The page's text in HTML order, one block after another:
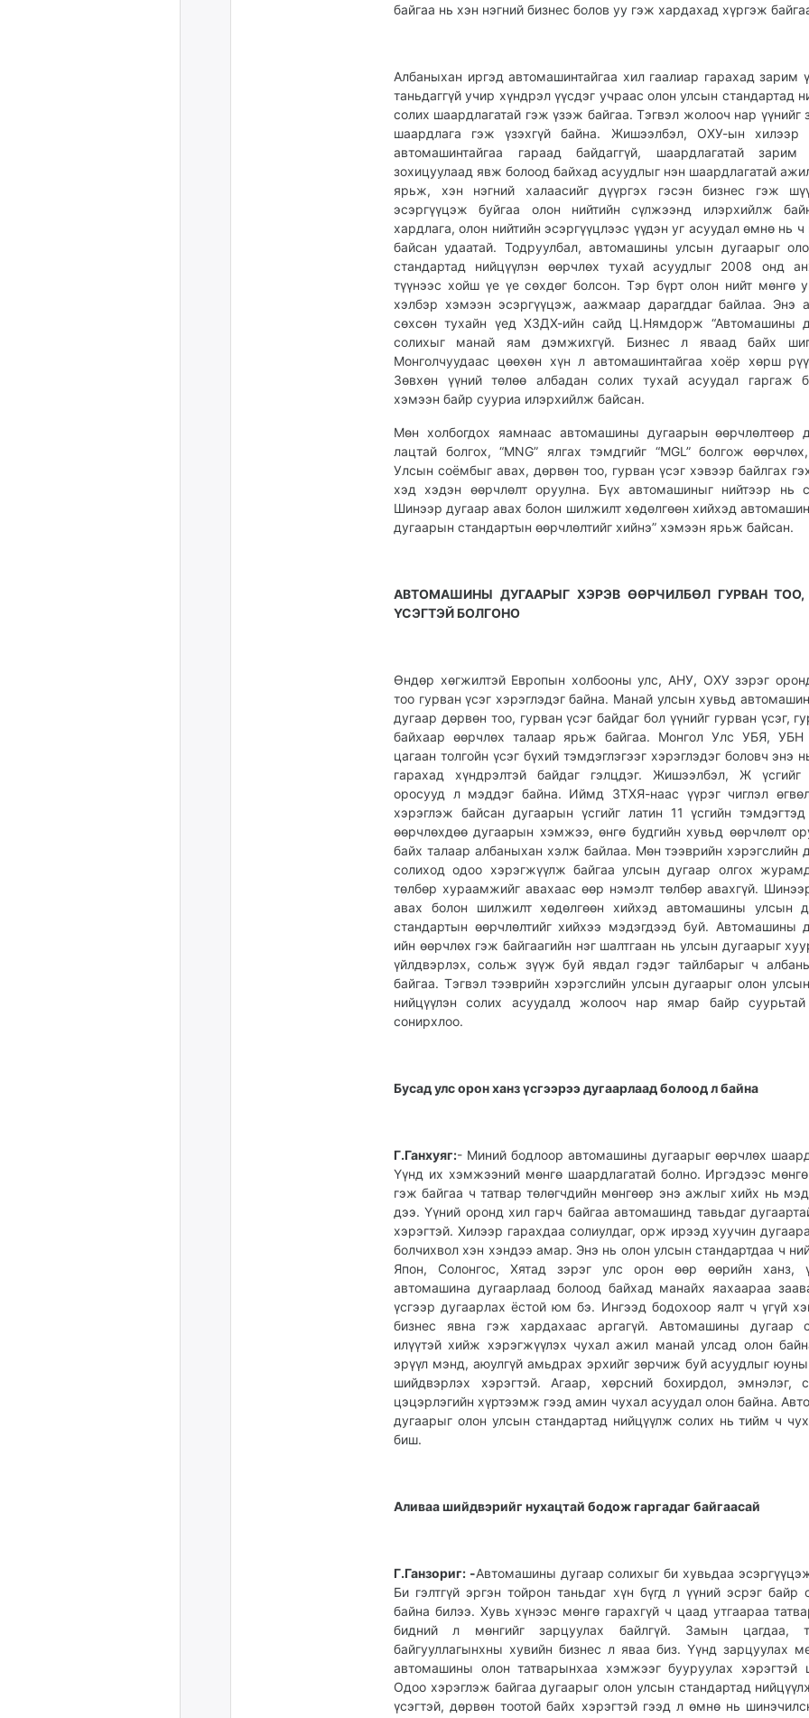
байгаа нь хэн нэгний бизнес болов уу гэж хардахад хүргэж
Албаныхан иргэд автомашинтайгаа хил гаалиар гарахад зарим
таньдаггүй учир хүндрэл үүсдэг учраас олон улсын стандартад
солих шаардлагатай гэж үзэж байгаа. Тэгвэл жолооч нар үүнийг
шаардлага гэж үзэхгүй байна. Жишээлбэл, ОХУ-ын хилээр
автомашинтайгаа гараад байдаггүй, шаардлагатай
зохицуулаад явж болоод байхад асуудлыг нэн шаардлагатай
ярьж, хэн нэгний халаасийг дүүргэх гэсэн бизнес гэж
эсэргүүцэж буйгаа олон нийтийн сүлжээнд илэрхийлж
хардлага, олон нийтийн эсэргүүцлээс үүдэн уг асуудал өмнө нь
байсан удаатай. Тодруулбал, автомашины улсын дугаарыг
стандартад нийцүүлэн өөрчлөх тухай асуудлыг 2008 онд
түүнээс хойш үе үе сөхдөг болсон. Тэр бүрт олон нийт мөнгө
хэлбэр хэмээн эсэргүүцэж, аажмаар дарагддаг байлаа. Энэ
сөхсөн тухайн үед ХЗДХ-ийн сайд Ц.Нямдорж “Автомашины
солихыг манай яам дэмжихгүй. Бизнес л яваад байх
Монголчуудаас цөөхөн хүн л автомашинтайгаа хоёр хөрш
Зөвхөн үүний төлөө албадан солих тухай асуудал гаргаж
хэмээн байр сууриа илэрхийлж байсан.
Мөн холбогдох яамнаас автомашины дугаарын өөрчлөлтөөр
лацтай болгох, “МNG” ялгах тэмдгийг “MGL” болгож
Улсын соёмбыг авах, дөрвөн тоо, гурван үсэг хэвээр байлгах
хэд хэдэн өөрчлөлт оруулна. Бүх автомашиныг нийтээр нь
Шинээр дугаар авах болон шилжилт хөдөлгөөн хийхэд
дугаарын стандартын өөрчлөлтийг хийнэ” хэмээн ярьж байсан.
АВТОМАШИНЫ ДУГААРЫГ ХЭРЭВ ӨӨРЧИЛБӨЛ ГУРВАН ТОО,
ҮСЭГТЭЙ БОЛГОНО
Өндөр хөгжилтэй Европын холбооны улс, АНУ, ОХУ зэрэг
тоо гурван үсэг хэрэглэдэг байна. Манай улсын хувьд
дугаар дөрвөн тоо, гурван үсэг байдаг бол үүнийг гурван үсэг,
байхаар өөрчлөх талаар ярьж байгаа. Монгол Улс УБЯ, УБН
цагаан толгойн үсэг бүхий тэмдэглэгээг хэрэглэдэг боловч энэ
гарахад хүндрэлтэй байдаг гэлцдэг. Жишээлбэл, Ж үсгийг
оросууд л мэддэг байна. Иймд ЗТХЯ-наас үүрэг чиглэл
хэрэглэж байсан дугаарын үсгийг латин 11 үсгийн тэмдэгтэд
өөрчлөхдөө дугаарын хэмжээ, өнгө будгийн хувьд өөрчлөлт
байх талаар албаныхан хэлж байлаа. Мөн тээврийн хэрэгслийн
солиход одоо хэрэгжүүлж байгаа улсын дугаар олгох
төлбөр хураамжийг авахаас өөр нэмэлт төлбөр авахгүй.
авах болон шилжилт хөдөлгөөн хийхэд автомашины улсын
стандартын өөрчлөлтийг хийхээ мэдэгдээд буй. Автомашины
ийн өөрчлөх гэж байгаагийн нэг шалтгаан нь улсын дугаарыг
үйлдвэрлэх, сольж зүүж буй явдал гэдэг тайлбарыг ч
байгаа. Тэгвэл тээврийн хэрэгслийн улсын дугаарыг олон
нийцүүлэн солих асуудалд жолооч нар ямар байр суурьтай
сонирхлоо.
Бусад улс орон ханз үсгээрээ дугаарлаад болоод л байна
Г.Ганхуяг:- Миний бодлоор автомашины дугаарыг өөрчлөх
Үүнд их хэмжээний мөнгө шаардлагатай болно. Иргэдээс мөнгө
гэж байгаа ч татвар төлөгчдийн мөнгөөр энэ ажлыг хийх нь
дээ. Үүний оронд хил гарч байгаа автомашинд тавьдаг
хэрэгтэй. Хилээр гарахдаа солиулдаг, орж ирээд хуучин
болчихвол хэн хэндээ амар. Энэ нь олон улсын стандартдаа ч
Япон, Солонгос, Хятад зэрэг улс орон өөр өөрийн ханз,
автомашина дугаарлаад болоод байхад манайх яахаараа
үсгээр дугаарлах ёстой юм бэ. Ингээд бодохоор яалт ч үгүй
бизнес явна гэж хардахаас аргагүй. Автомашины дугаар
илүүтэй хийж хэрэгжүүлэх чухал ажил манай улсад олон
эрүүл мэнд, аюулгүй амьдрах эрхийг зөрчиж буй асуудлыг юуны
шийдвэрлэх хэрэгтэй. Агаар, хөрсний бохирдол, эмнэлэг,
цэцэрлэгийн хүртээмж гээд амин чухал асуудал олон байна.
дугаарыг олон улсын стандартад нийцүүлж солих нь тийм ч
биш.
Аливаа шийдвэрийг нухацтай бодож гаргадаг байгаасай
Г.Ганзориг: -Автомашины дугаар солихыг би хувьдаа
Би гэлтгүй эргэн тойрон таньдаг хүн бүгд л үүний эсрэг байр
байна билээ. Хувь хүнээс мөнгө гарахгүй ч цаад утгаараа
бидний л мөнгийг зарцуулах байлгүй. Замын цагдаа,
байгууллагынхны хувийн бизнес л яваа биз. Үүнд зарцуулах
автомашины олон татварынхаа хэмжээг бууруулах хэрэгтэй
Одоо хэрэглэж байгаа дугаарыг олон улсын стандартад
үсэгтэй, дөрвөн тоотой байх хэрэгтэй гээд л өмнө нь